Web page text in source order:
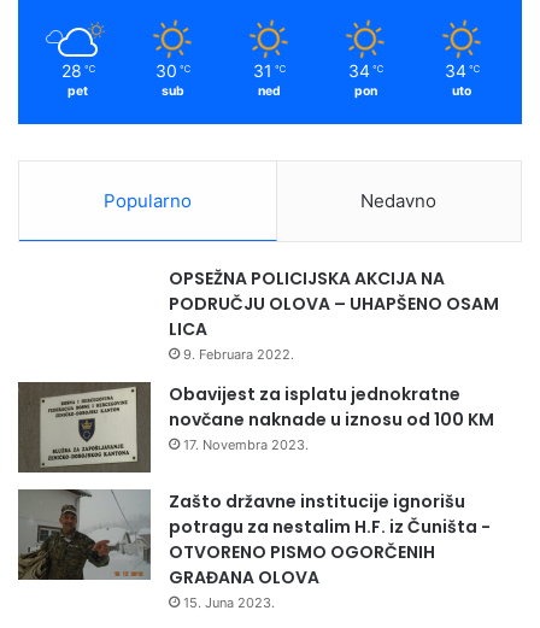
28 ℃
pet
30 ℃
sub
31 ℃
ned
34 ℃
pon
34 ℃
uto
Popularno Nedavno
OPSEŽNA POLICIJSKA AKCIJA NA
PODRUČJU OLOVA – UHAPŠENO OSAM
LICA
9. Februara 2022.
Obavijest za isplatu jednokratne
novčane naknade u iznosu od 100 KM
17. Novembra 2023.
Zašto državne institucije ignorišu
potragu za nestalim H.F. iz Čuništa -
OTVORENO PISMO OGORČENIH
GRAĐANA OLOVA
15. Juna 2023.